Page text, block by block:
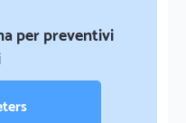
per preventivi